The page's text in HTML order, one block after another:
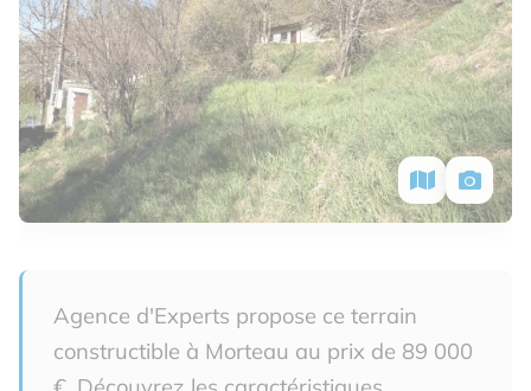
Agence d'Experts propose ce terrain
constructible à Morteau au prix de 89 000